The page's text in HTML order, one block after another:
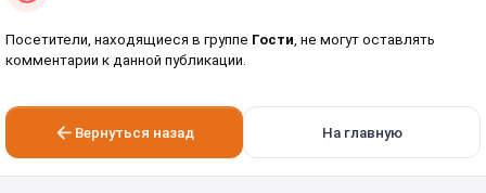
Посетители, находящиеся в группе Гости, не могут оставлять
комментарии к данной публикации.
Вернуться назад На главную